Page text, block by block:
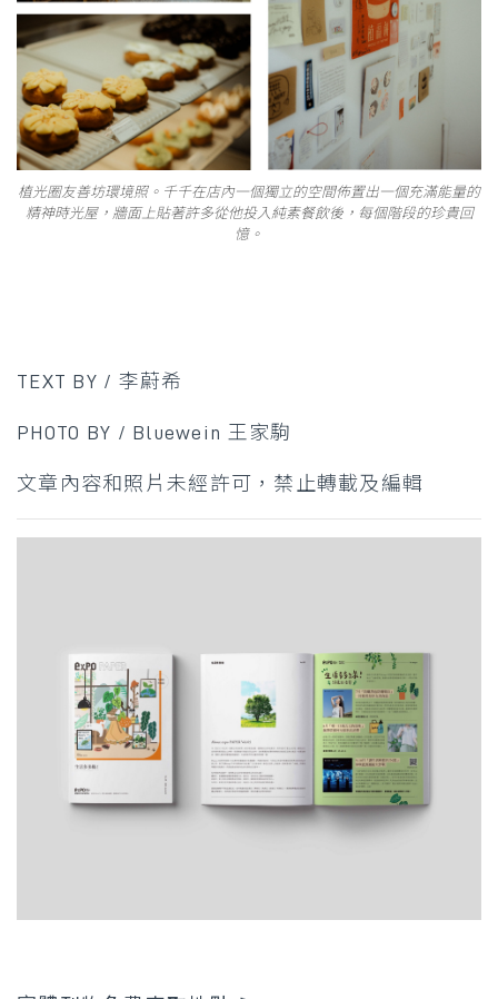
植光圈友善坊環境照。千千在店內一個獨立的空間佈置出一個充滿能量的
精神時光屋，牆面上貼著許多從他投入純素餐飲後，每個階段的珍貴回
憶。
TEXT BY / 李蔚希
PHOTO BY / Bluewein 王家駒
文章內容和照片未經許可，禁止轉載及編輯